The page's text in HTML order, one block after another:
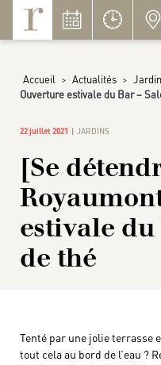
Accueil > Actualités >
Ouverture estivale du Bar –
22 juillet 2021 JARDINS
[Se
estivale du
de thé
Tenté par une jolie terrasse
tout cela au bord de l’eau ?
Panneau de gestion des